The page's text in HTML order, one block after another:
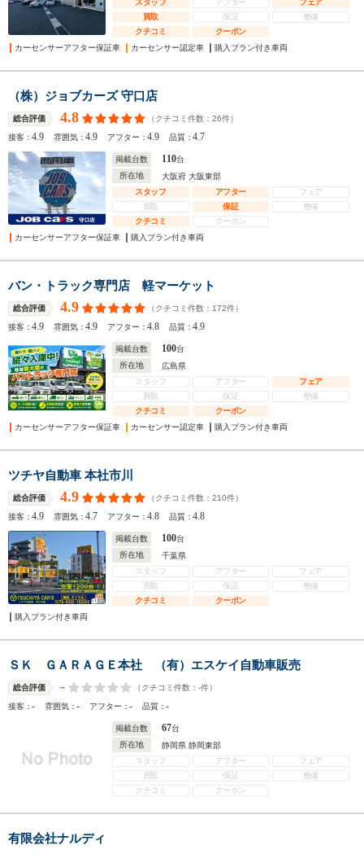
スタッフ
アフター
フェア
買取
保証
整備
クチコミ
クーポン
カーセンサーアフター保証車
カーセンサー認定車 購入プラン付き車両
（株）ジョブカーズ 守口店
総合評価 4.8 （クチコミ件数： 26件）
接客：4.9 雰囲気：4.9 アフター：4.9 品質：4.7
掲載台数 110台
所在地
大阪府 大阪東部
スタッフ
アフター
フェア
買取
保証
整備
クチコミ
クーポン
カーセンサーアフター保証車
購入プラン付き車両
バン・トラック専門店 軽マーケット
総合評価 4.9 （クチコミ件数： 172件）
接客：4.9 雰囲気：4.9 アフター：4.8 品質：4.9
掲載台数 100台
所在地
広島県
スタッフ
アフター
フェア
買取
保証
整備
クチコミ
クーポン
カーセンサーアフター保証車
カーセンサー認定車 購入プラン付き車両
ツチヤ自動車 本社市川
総合評価 4.9 （クチコミ件数： 210件）
接客：4.9 雰囲気：4.7 アフター：4.8 品質：4.8
掲載台数 100台
所在地
千葉県
スタッフ
アフター
フェア
買取
保証
整備
クチコミ
クーポン
購入プラン付き車両
ＳＫ ＧＡＲＡＧＥ本社 （有）エスケイ自動車販売
総合評価 - （クチコミ件数： -件）
接客：- 雰囲気：- アフター：- 品質：-
掲載台数 67台
所在地
静岡県 静岡東部
スタッフ
アフター
フェア
買取
保証
整備
クチコミ
クーポン
有限会社ナルディ